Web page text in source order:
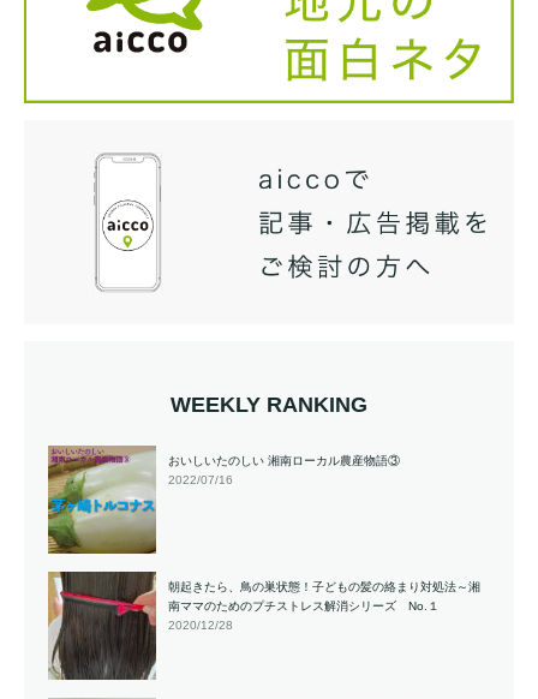
WEEKLY RANKING
おいしいたのしい 湘南ローカル農産物語③
2022/07/16
朝起きたら、鳥の巣状態！子どもの髪の絡まり対処法～湘
南ママのためのプチストレス解消シリーズ No.１
2020/12/28